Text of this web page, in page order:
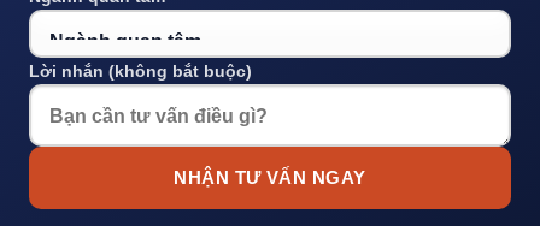
Lời nhắn (không bắt buộc)
NHẬN TƯ VẤN NGAY